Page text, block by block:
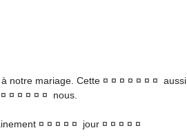
notre mariage. Cette ¤ ¤ ¤ ¤ ¤ ¤ ¤ aussi
¤ ¤ ¤ ¤ ¤ nous.
¤ ¤ ¤ ¤ ¤ jour ¤ ¤ ¤ ¤ ¤